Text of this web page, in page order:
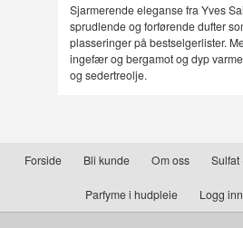
Sjarmerende eleganse fra Yves
sprudlende og forførende dufter
plasseringer på bestselgerlister.
ingefær og bergamot og dyp
og sedertreolje.
Forside Bli kunde Om oss Sulfat
Parfyme i hudpleie Logg inn